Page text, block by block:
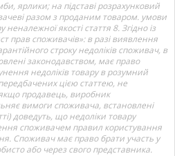
ярлики; на підставі розрахунковий
разом з проданим товаром. умови
якості стаття 8. Згідно із
прав споживачів»: в разі виявлення
строку недоліків споживач, в
законодавством, має право
недоліків товару в розумний
цією статтею, не
продавець, виробник
вимоги споживача, встановлені
доведуть, що недоліки товару
споживачем правил користування
Споживач має право брати участь у
або через свого представника.